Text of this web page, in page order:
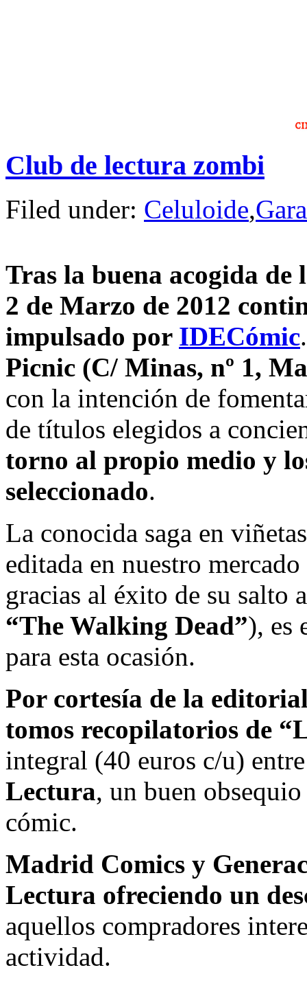
Club de lectura zombi
Filed under: Celuloide,
Tras la buena acogida
2 de Marzo de 2012
impulsado por IDECómic
Picnic (C/ Minas, nº 1,
con la intención de
de títulos elegidos a
torno al propio medio y
seleccionado.
La conocida saga en
editada en nuestro
gracias al éxito de su salto
“The Walking Dead”), es
para esta ocasión.
Por cortesía de la
tomos recopilatorios de
integral (40 euros c/u)
Lectura, un buen
cómic.
Madrid Comics y
Lectura ofreciendo un
aquellos compradores
actividad.